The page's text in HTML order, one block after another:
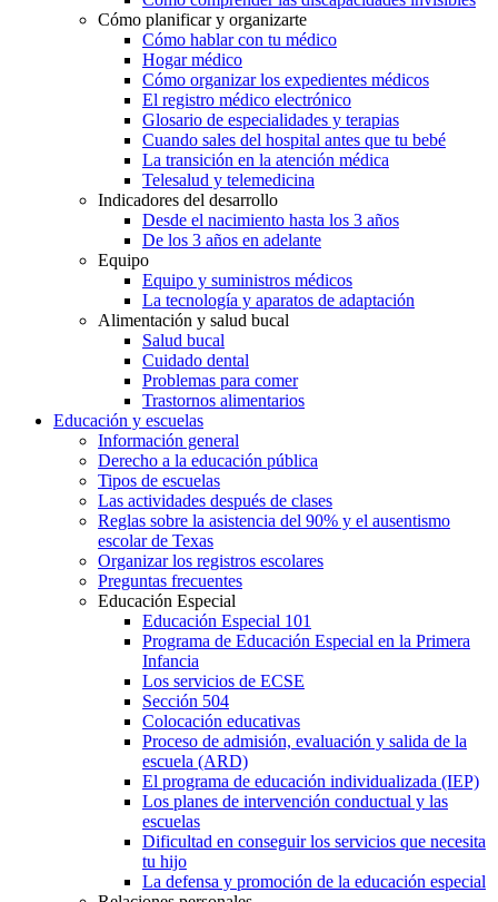
Cómo planificar y organizarte
Cómo hablar con tu médico
Hogar médico
Cómo organizar los expedientes médicos
El registro médico electrónico
Glosario de especialidades y terapias
Cuando sales del hospital antes que tu bebé
La transición en la atención médica
Telesalud y telemedicina
Indicadores del desarrollo
Desde el nacimiento hasta los 3 años
De los 3 años en adelante
Equipo
Equipo y suministros médicos
La tecnología y aparatos de adaptación
Alimentación y salud bucal
Salud bucal
Cuidado dental
Problemas para comer
Trastornos alimentarios
Educación y escuelas
Información general
Derecho a la educación pública
Tipos de escuelas
Las actividades después de clases
Reglas sobre la asistencia del 90% y el ausentismo
escolar de Texas
Organizar los registros escolares
Preguntas frecuentes
Educación Especial
Educación Especial 101
Programa de Educación Especial en la Primera
Infancia
Los servicios de ECSE
Sección 504
Colocación educativas
Proceso de admisión, evaluación y salida de la
escuela (ARD)
El programa de educación individualizada (IEP)
Los planes de intervención conductual y las
escuelas
Dificultad en conseguir los servicios que necesita
tu hijo
La defensa y promoción de la educación especial